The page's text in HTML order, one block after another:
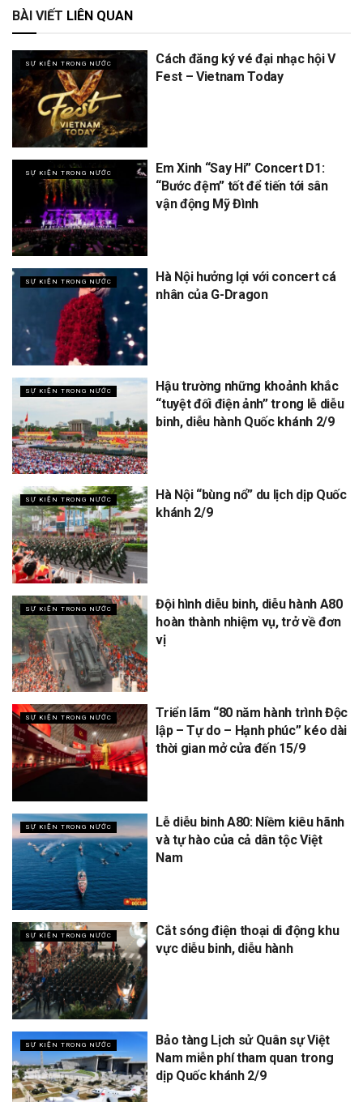
BÀI VIẾT LIÊN QUAN
SỰ KIỆN TRONG NƯỚC
Cách đăng ký vé đại nhạc hội V
Fest – Vietnam Today
SỰ KIỆN TRONG NƯỚC
Em Xinh “Say Hi” Concert D1:
“Bước đệm” tốt để tiến tới sân
vận động Mỹ Đình
SỰ KIỆN TRONG NƯỚC
Hà Nội hưởng lợi với concert cá
nhân của G-Dragon
SỰ KIỆN TRONG NƯỚC
Hậu trường những khoảnh khắc
“tuyệt đối điện ảnh” trong lễ diễu
binh, diễu hành Quốc khánh 2/9
SỰ KIỆN TRONG NƯỚC
Hà Nội “bùng nổ” du lịch dịp Quốc
khánh 2/9
SỰ KIỆN TRONG NƯỚC
Đội hình diễu binh, diễu hành A80
hoàn thành nhiệm vụ, trở về đơn
vị
SỰ KIỆN TRONG NƯỚC
Triển lãm “80 năm hành trình Độc
lập – Tự do – Hạnh phúc” kéo dài
thời gian mở cửa đến 15/9
SỰ KIỆN TRONG NƯỚC
Lễ diễu binh A80: Niềm kiêu hãnh
và tự hào của cả dân tộc Việt
Nam
SỰ KIỆN TRONG NƯỚC
Cắt sóng điện thoại di động khu
vực diễu binh, diễu hành
SỰ KIỆN TRONG NƯỚC
Bảo tàng Lịch sử Quân sự Việt
Nam miễn phí tham quan trong
dịp Quốc khánh 2/9